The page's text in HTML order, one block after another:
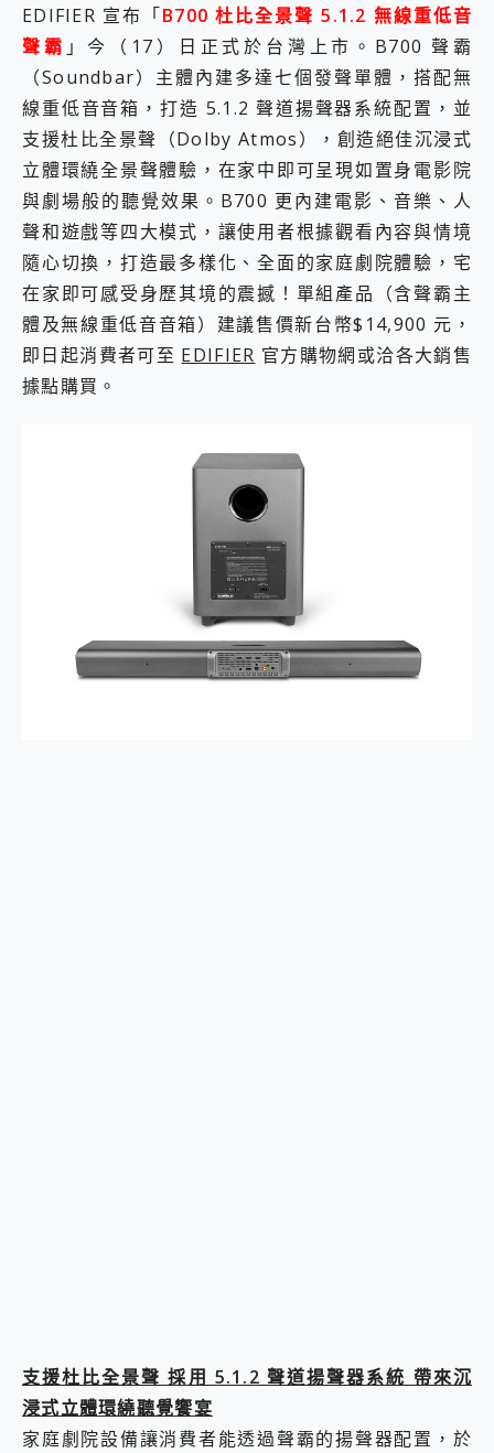
人像旗艦 vivo V30 系列 開箱 評測! 首搭蔡司光學鏡頭、攝影棚級柔光環、拍攝功能最好玩的美拍神機 vivo V30 Pro
多個願望一次滿足 超強散熱 微星 MSI Claw A1M-026TW 電競掌機 開箱 評測
一吸完美對位 擁有超強吸力與超好用的隱磁支架 O-ONE MAG 最會吸的行動電源 開箱 評測
OPPO 哈蘇 300mm 專業增距鏡實測：Find X9 Ultra 光學長焦隨手拍，紀錄生活就是這麼簡單
Motorola edge 70 pro 及 moto g37 power上市，登錄在送飛利浦氣炸鍋
近八千元的 Soundcore Liberty 5 Pro Max，有螢幕的耳機會是智商稅嗎?
ASUS Pad 全面應援 Me Time，加碼愛奇藝黃金雙周卡體驗，專案價最低 NT$0 起
EDIFIER 宣布「B700 杜比全景聲 5.1.2 無線重低音
聲霸 」今（17）日正式於台灣上市。B700 聲霸
（Soundbar）主體內建多達七個發聲單體，搭配無
線重低音音箱，打造 5.1.2 聲道揚聲器系統配置，並
支援杜比全景聲（Dolby Atmos），創造絕佳沉浸式
立體環繞全景聲體驗，在家中即可呈現如置身電影院
與劇場般的聽覺效果。B700 更內建電影、音樂、人
聲和遊戲等四大模式，讓使用者根據觀看內容與情境
隨心切換，打造最多樣化、全面的家庭劇院體驗，宅
在家即可感受身歷其境的震撼！單組產品（含聲霸主
體及無線重低音音箱）建議售價新台幣$14,900 元，
即日起消費者可至 EDIFIER 官方購物網或洽各大銷售
據點購買。
支援杜比全景聲 採用 5.1.2 聲道揚聲器系統 帶來沉
浸式立體環繞聽覺饗宴
家庭劇院設備讓消費者能透過聲霸的揚聲器配置，於